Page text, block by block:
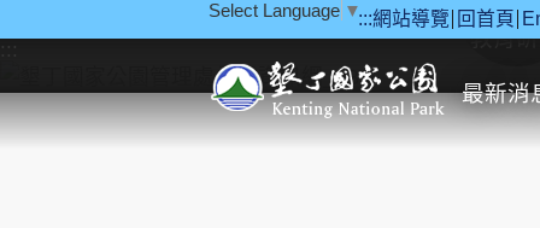
:::網站導覽 回首頁
Select Language ▼
最新消
::: 教育